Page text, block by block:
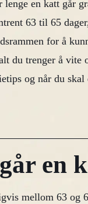
en katt går
63 til 65
for å
du trenger å vite
og når du
en
mellom 63 og